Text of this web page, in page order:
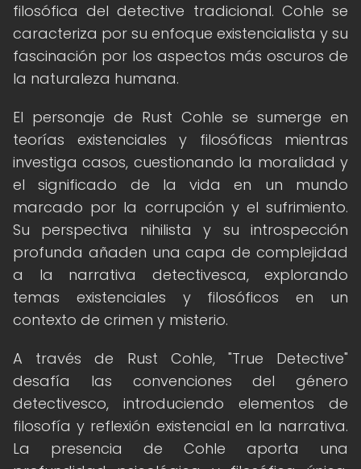
filosófica del detective tradicional. Cohle se
caracteriza por su enfoque existencialista y su
fascinación por los aspectos más oscuros de
la naturaleza humana.
El personaje de Rust Cohle se sumerge en
teorías existenciales y filosóficas mientras
investiga casos, cuestionando la moralidad y
el significado de la vida en un mundo
marcado por la corrupción y el sufrimiento.
Su perspectiva nihilista y su introspección
profunda añaden una capa de complejidad
a la narrativa detectivesca, explorando
temas existenciales y filosóficos en un
contexto de crimen y misterio.
A través de Rust Cohle, "True Detective"
desafía las convenciones del género
detectivesco, introduciendo elementos de
filosofía y reflexión existencial en la narrativa.
La presencia de Cohle aporta una